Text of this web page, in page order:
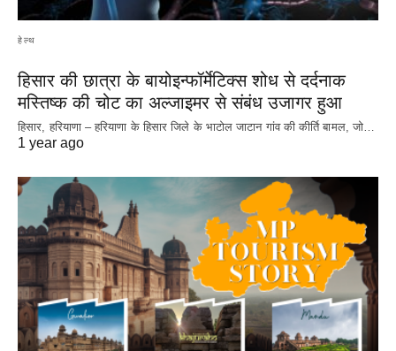
हेल्थ
हिसार की छात्रा के बायोइन्फॉर्मेटिक्स शोध से दर्दनाक
मस्तिष्क की चोट का अल्जाइमर से संबंध उजागर हुआ
हिसार, हरियाणा – हरियाणा के हिसार जिले के भाटोल जाटान गांव की कीर्ति बामल, जो…
1 year ago